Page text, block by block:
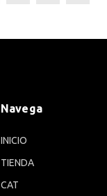
Navega
INICIO
TIENDA
CAT